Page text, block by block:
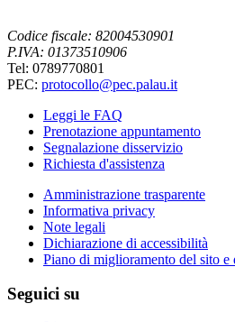
Codice fiscale: 82004530901
P.IVA: 01373510906
Tel: 0789770801
PEC: protocollo@pec.palau.it
Leggi le FAQ
Prenotazione appuntamento
Segnalazione disservizio
Richiesta d'assistenza
Amministrazione trasparente
Informativa privacy
Note legali
Dichiarazione di accessibilità
Piano di miglioramento del sito e
Seguici su